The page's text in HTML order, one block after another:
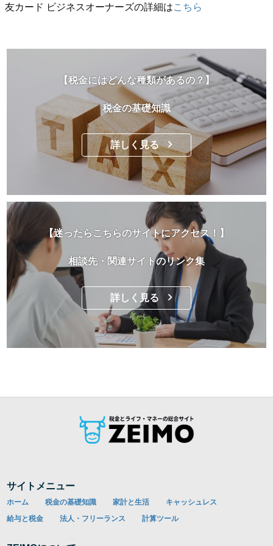
友カード ビジネスオーナーズの詳細はこちら
【税金にはどんな種類があるの？】
税金の基礎知識
詳しく見る
【迷ったらこちらのサイトにアクセス！】
相談先・関連サイトのリンク集
詳しく見る
サイトメニュー
ホーム 税金の基礎知識 家計と生活
キャッシュレス
給与と税金
法人・フリーランス 計算ツール